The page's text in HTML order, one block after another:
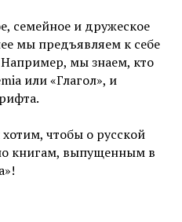
семейное и дружеское
мы предъявляем к себе
мы знаем, кто
или «Глагол», и
чтобы о русской
книгам, выпущенным в